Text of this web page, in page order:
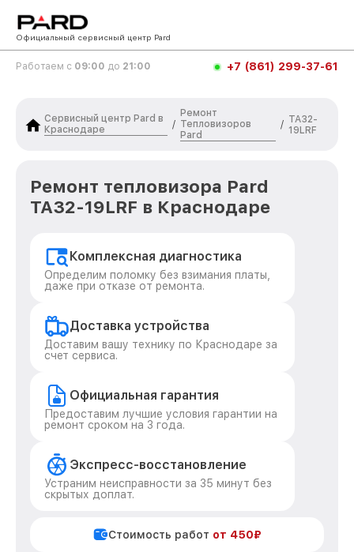
Официальный сервисный центр Pard
Работаем с 09:00 до 21:00 +7 (861) 299-37-61
Сервисный центр Pard в
Краснодаре
/
Ремонт
Тепловизоров
Pard
/ TA32-
19LRF
Ремонт тепловизора Pard
TA32-19LRF в Краснодаре
Комплексная диагностика
Определим поломку без взимания платы,
даже при отказе от ремонта.
Доставка устройства
Доставим вашу технику по Краснодаре за
счет сервиса.
Официальная гарантия
Предоставим лучшие условия гарантии на
ремонт сроком на 3 года.
Экспресс-восстановление
Устраним неисправности за 35 минут без
скрытых доплат.
Стоимость работ от 450₽